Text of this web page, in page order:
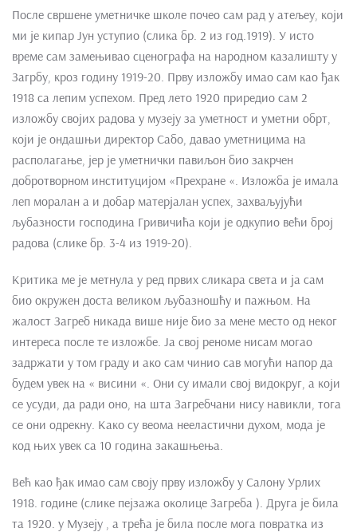
После свршене уметничке школе почео сам рад у атељеу, који
ми је кипар Јун уступио (слика бр. 2 из год.1919). У исто
време сам замењивао сценографа на народном казалишту у
Загрбу, кроз годину 1919-20. Прву изложбу имао сам као ђак
1918 са лепим успехом. Пред лето 1920 приредио сам 2
изложбу својих радова у музеју за уметност и уметни обрт,
који је ондашњи директор Сабо, давао уметницима на
располагање, јер је уметнички павиљон био закрчен
добротворном институцијом «Прехране «. Изложба је имала
леп моралан а и добар матерјалан успех, захваљујући
љубазности господина Гривичића који је одкупио већи број
радова (слике бр. 3-4 из 1919-20).
Критика ме је метнула у ред првих сликара света и ја сам
био окружен доста великом љубазношћу и пажњом. На
жалост Загреб никада више није био за мене место од неког
интереса после те изложбе. Ја свој реноме нисам могао
задржати у том граду и ако сам чинио сав могући напор да
будем увек на « висини «. Они су имали свој видокруг, а који
се усуди, да ради оно, на шта Загребчани нису навикли, тога
се они одрекну. Како су веома нееластични духом, мода је
код њих увек са 10 година закашњења.
Већ као ђак имао сам своју прву изложбу у Салону Урлих
1918. године (слике пејзажа околице Загреба ). Друга је била
та 1920. у Музеју , а трећа је била после мога повратка из